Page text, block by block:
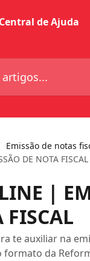
Emissão de notas
DE NOTA FISCAL
|
FISCAL
te auxiliar na
formato da